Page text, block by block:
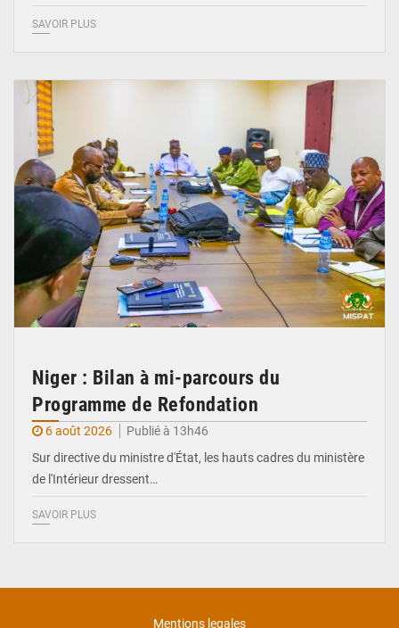
SAVOIR PLUS
Niger : Bilan à mi-parcours du
Programme de Refondation
6 août 2026
Publié à 13h46
Sur directive du ministre d'État, les hauts cadres du ministère
de l'Intérieur dressent…
SAVOIR PLUS
Mentions legales